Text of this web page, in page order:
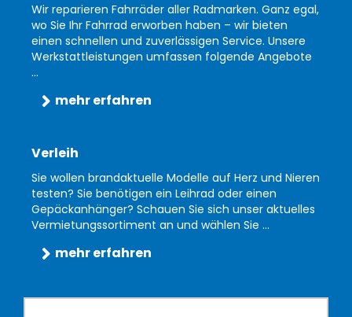
Wir reparieren Fahrräder aller Radmarken. Ganz egal,
wo Sie Ihr Fahrrad erworben haben – wir bieten
einen schnellen und zuverlässigen Service. Unsere
Werkstattleistungen umfassen folgende Angebote
...
mehr erfahren
Verleih
Sie wollen brandaktuelle Modelle auf Herz und Nieren
testen? Sie benötigen ein Leihrad oder einen
Gepäckanhänger? Schauen Sie sich unser aktuelles
Vermietungssortiment an und wählen Sie ...
mehr erfahren